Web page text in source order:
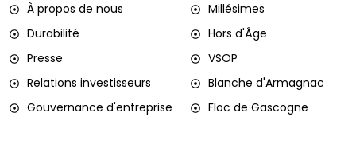
À propos de nous
Durabilité
Presse
Relations investisseurs
Gouvernance d'entreprise
Millésimes
Hors d'Âge
VSOP
Blanche d'Armagnac
Floc de Gascogne